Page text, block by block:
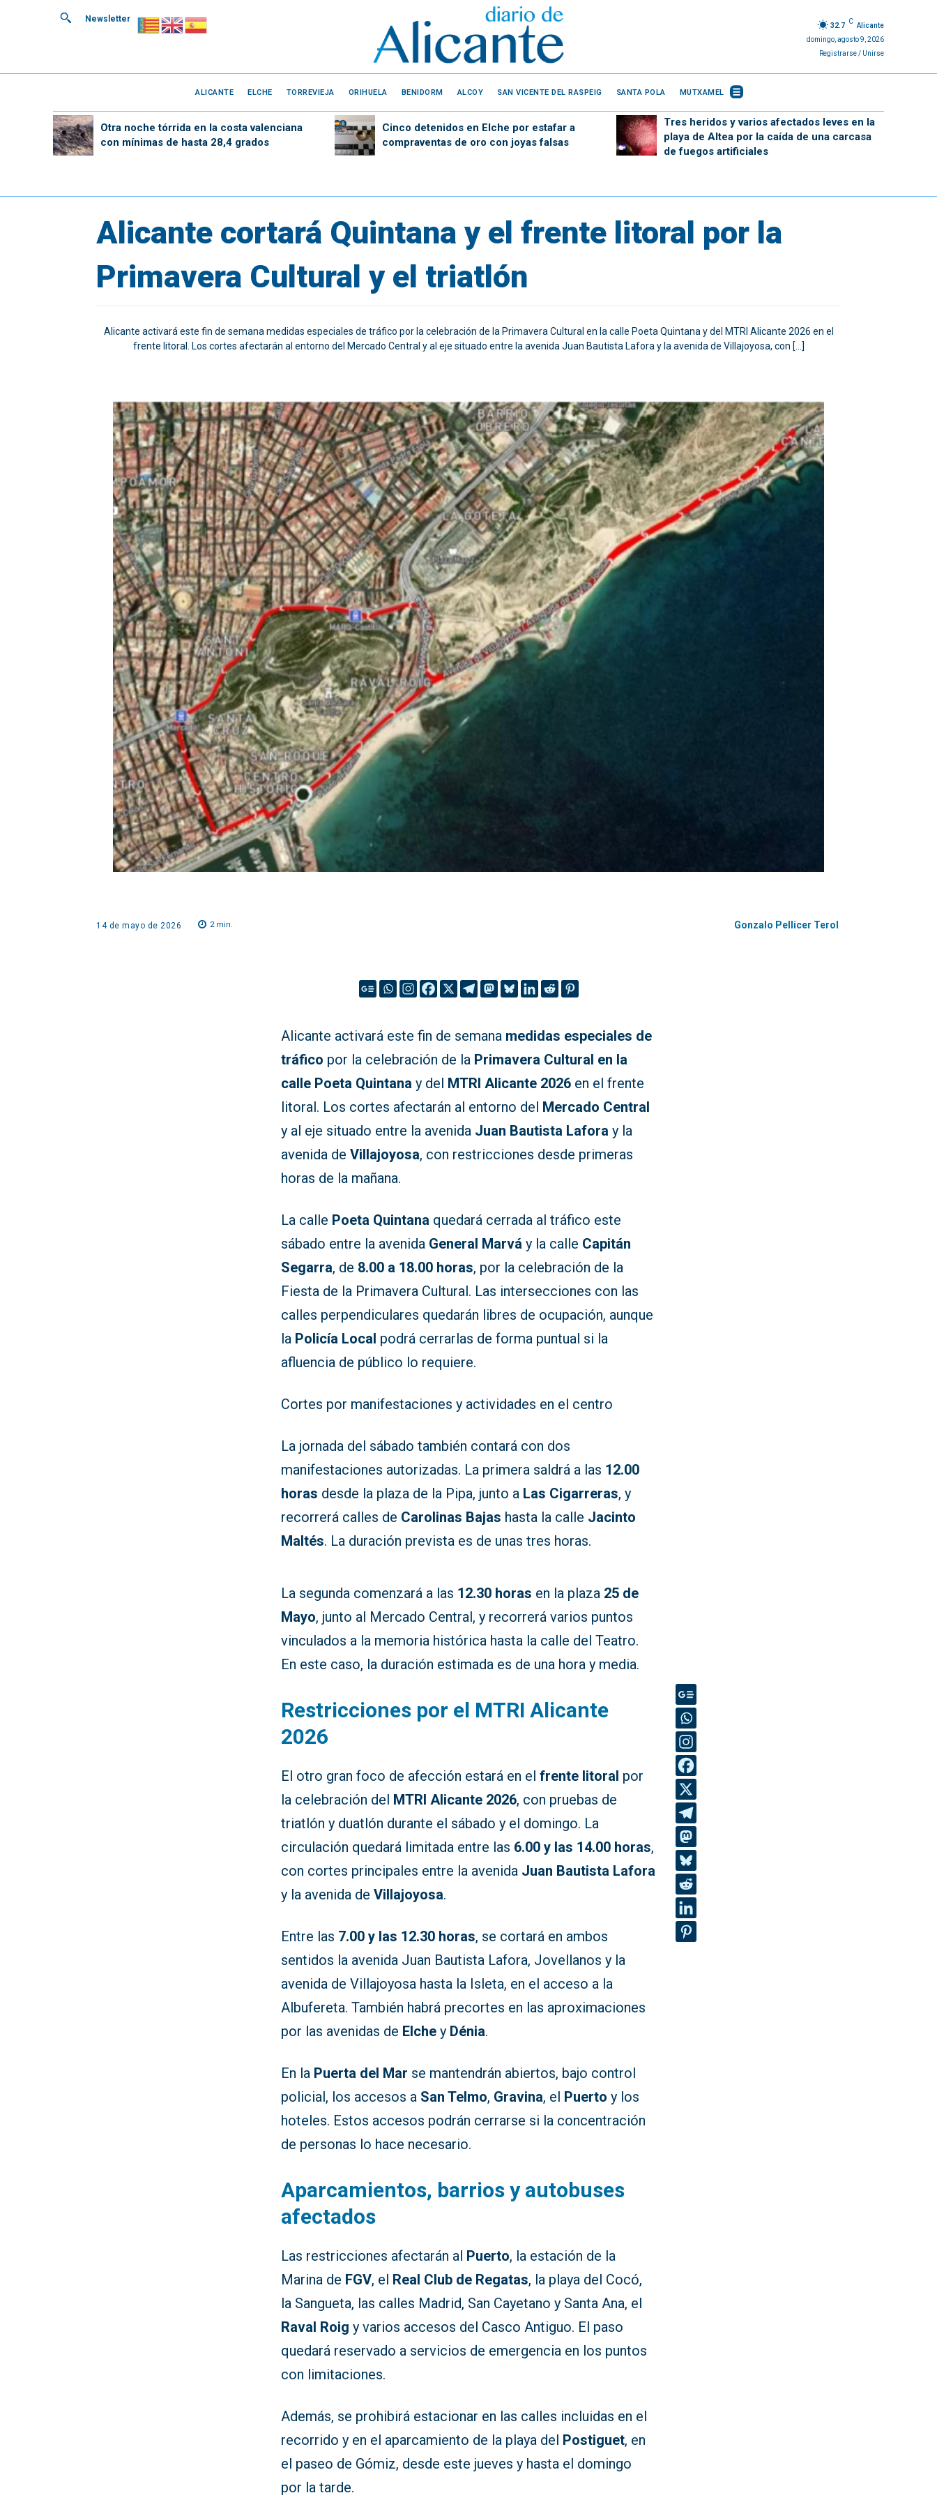
Newsletter
32.7
C
Alicante
domingo, agosto 9, 2026
Registrarse / Unirse
ALICANTE ELCHE TORREVIEJA ORIHUELA BENIDORM ALCOY SAN VICENTE DEL RASPEIG SANTA POLA MUTXAMEL
Otra noche tórrida en la costa valenciana
con mínimas de hasta 28,4 grados
Cinco detenidos en Elche por estafar a
compraventas de oro con joyas falsas
Tres heridos y varios afectados leves en la
playa de Altea por la caída de una carcasa
de fuegos artificiales
Alicante cortará Quintana y el frente litoral por la
Primavera Cultural y el triatlón
Alicante activará este fin de semana medidas especiales de tráfico por la celebración de la Primavera Cultural en la calle Poeta Quintana y del MTRI Alicante 2026 en el
frente litoral. Los cortes afectarán al entorno del Mercado Central y al eje situado entre la avenida Juan Bautista Lafora y la avenida de Villajoyosa, con […]
14 de mayo de 2026 2min. Gonzalo Pellicer Terol
Alicante activará este fin de semana medidas especiales de
tráfico por la celebración de la Primavera Cultural en la
calle Poeta Quintana y del MTRI Alicante 2026 en el frente
litoral. Los cortes afectarán al entorno del Mercado Central
y al eje situado entre la avenida Juan Bautista Lafora y la
avenida deVillajoyosa, con restricciones desde primeras
horas de la mañana.
La calle Poeta Quintana quedará cerrada al tráfico este
sábado entre la avenida General Marvá y la calle Capitán
Segarra, de 8.00 a 18.00 horas, por la celebración de la
Fiesta de la Primavera Cultural. Las intersecciones con las
calles perpendiculares quedarán libres de ocupación, aunque
la Policía Local podrá cerrarlas de forma puntual si la
afluencia de público lo requiere.
Cortes por manifestaciones y actividades en el centro
La jornada del sábado también contará con dos
manifestaciones autorizadas. La primera saldrá a las 12.00
horas desde la plaza de la Pipa, junto a Las Cigarreras, y
recorrerá calles de Carolinas Bajas hasta la calle Jacinto
Maltés. La duración prevista es de unas tres horas.
La segunda comenzará a las 12.30 horas en la plaza 25 de
Mayo, junto al Mercado Central, y recorrerá varios puntos
vinculados a la memoria histórica hasta la calle del Teatro.
En este caso, la duración estimada es de una hora y media.
Restricciones por el MTRI Alicante
2026
El otro gran foco de afección estará en elfrente litoral por
la celebración del MTRI Alicante 2026, con pruebas de
triatlón y duatlón durante el sábado y el domingo. La
circulación quedará limitada entre las 6.00 y las 14.00 horas,
con cortes principales entre la avenida Juan Bautista Lafora
y la avenida deVillajoyosa.
Entre las 7.00 y las 12.30 horas, se cortará en ambos
sentidos la avenida Juan Bautista Lafora, Jovellanos y la
avenida de Villajoyosa hasta la Isleta, en el acceso a la
Albufereta. También habrá precortes en las aproximaciones
por las avenidas de Elche y Dénia.
En la Puerta del Mar se mantendrán abiertos, bajo control
policial, los accesos a San Telmo, Gravina, el Puerto y los
hoteles. Estos accesos podrán cerrarse si la concentración
de personas lo hace necesario.
Aparcamientos, barrios y autobuses
afectados
Las restricciones afectarán al Puerto, la estación de la
Marina de FGV, el Real Club de Regatas, la playa del Cocó,
la Sangueta, las calles Madrid, San Cayetano y Santa Ana, el
Raval Roig y varios accesos del Casco Antiguo. El paso
quedará reservado a servicios de emergencia en los puntos
con limitaciones.
Además, se prohibirá estacionar en las calles incluidas en el
recorrido y en el aparcamiento de la playa del Postiguet, en
el paseo de Gómiz, desde este jueves y hasta el domingo
por la tarde.